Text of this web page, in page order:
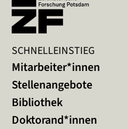
SCHNELLEINSTIEG
Mitarbeiter*innen
Stellenangebote
Bibliothek
Doktorand*innen